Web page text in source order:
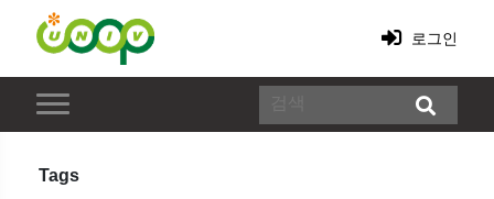
로그인
Tags